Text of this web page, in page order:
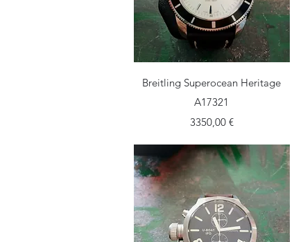
Vista rapida
Breitling Superocean Heritage
A17321
Prezzo
3350,00 €